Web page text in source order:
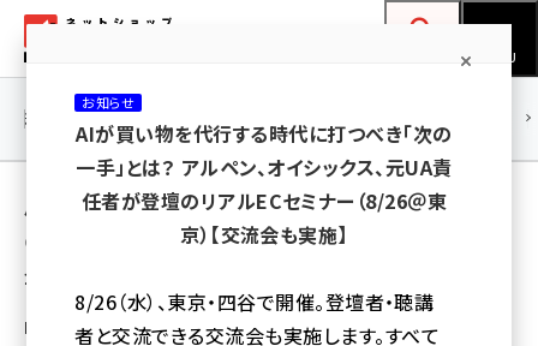
ン
ネットショップ担当者フォーラム
MENU
yahoo (1910)
連載・特集 |
用語「アイリスオーヤマ」 が使われている記事
の一覧
全 14 記事中 1 ～ 14 を表示中
ECに興味がある学生よ集まれ! アイリスオー
お知らせ
AIが買い物を代行する時代に打つべき「次の
一手」とは？ アルペン、オイシックス、元UA責
任者が登壇のリアルECセミナー（8/26＠東
京）【交流会も実施】
8/26（水）、東京・四谷で開催。登壇者・聴講
者と交流できる交流会も実施します。すべて